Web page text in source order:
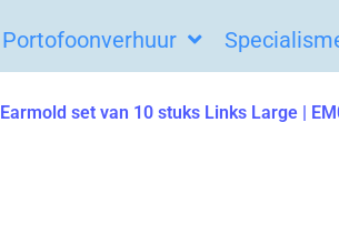
Portofoonverhuur
Earmold set van 10 stuks Links Large |